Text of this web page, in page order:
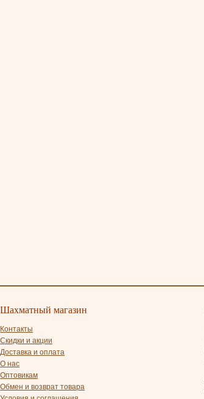
Шахматный магазин
Контакты
Скидки и акции
Доставка и оплата
О нас
Оптовикам
Обмен и возврат товара